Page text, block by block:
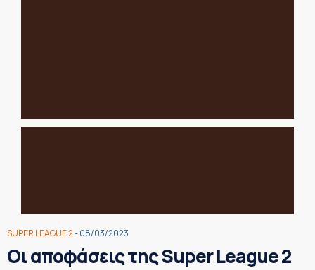
SUPER LEAGUE 2- 08/03/2023
Οι αποφάσεις της Super League 2